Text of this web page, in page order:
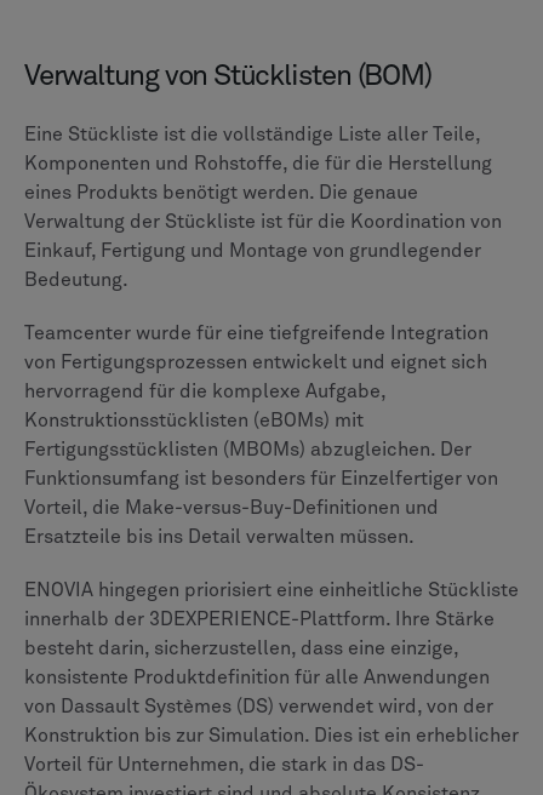
Dokumente mit eindeutigen IDs, Revisionen,
Reifegradstatus und definiertem Eigentum und bietet
eine direkte Integration mit CAD-Paketen zur
Versionskontrolle von Konstruktionsdateien.
Teamcenter bietet leistungsstarke Kernfunktionen für
die Identifizierung und Versionskontrolle von
Dokumenten und lässt sich in Standard-
Unternehmenstools wie Microsoft Office integrieren,
um die zugehörige Dokumentation zu verwalten. Die
Funktionen sind so konzipiert, dass sie die
grundlegenden Aufgaben der Sicherung, Organisation
und Nachverfolgung aller Dateien im Zusammenhang
mit dem Produktlebenszyklus bewältigen.
Qualitäts- und Risikomanagement
Die Sicherstellung der Produktqualität und die
Einhaltung der Branchenvorschriften sind nicht
verhandelbar, und PLM-Systeme tragen maßgeblich
dazu bei, diese Prozesse in den Arbeitsablauf
einzubetten.
Teamcenter bietet ein spezielles, spezialisiertes